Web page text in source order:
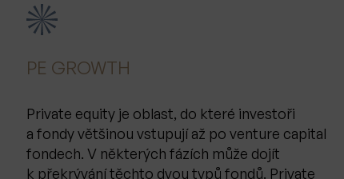
PE GROWTH
Private equity je oblast, do které investoři
a fondy většinou vstupují až po venture capital
fondech. V některých fázích může dojít
k překrývání těchto dvou typů fondů. Private